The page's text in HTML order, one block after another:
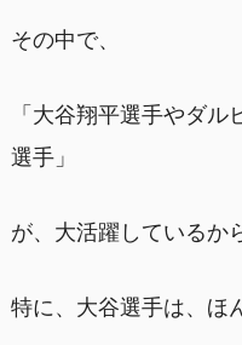
その中で、
「大谷翔平選手やダ
選手」
が、大活躍しているか
特に、大谷選手は、ほ